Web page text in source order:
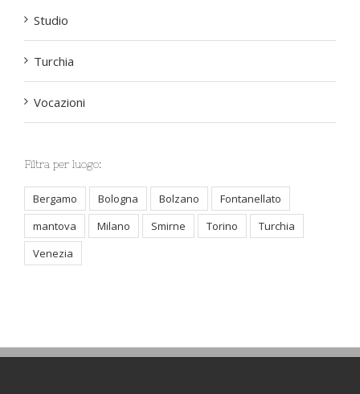
Studio
Turchia
Vocazioni
Filtra per luogo:
Bergamo Bologna Bolzano
Fontanellato
mantova
Milano Smirne Torino
Turchia
Venezia